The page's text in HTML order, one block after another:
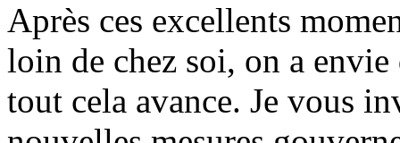
Après ces excellents
loin de chez soi, on a
tout cela avance. Je vous